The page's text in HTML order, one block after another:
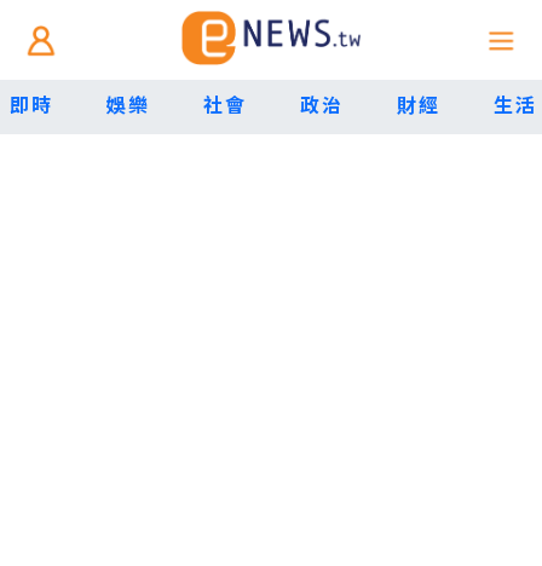
即時 娛樂 社會 政治 財經 生活